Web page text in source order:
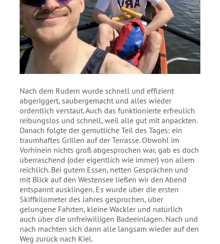
Nach dem Rudern wurde schnell und effizient
abgeriggert, saubergemacht und alles wieder
ordentlich verstaut. Auch das funktionierte erfreulich
reibungslos und schnell, weil alle gut mit anpackten.
Danach folgte der gemütliche Teil des Tages: ein
traumhaftes Grillen auf der Terrasse. Obwohl im
Vorhinein nichts groß abgesprochen war, gab es doch
überraschend (oder eigentlich wie immer) von allem
reichlich. Bei gutem Essen, netten Gesprächen und
mit Blick auf den Westensee ließen wir den Abend
entspannt ausklingen. Es wurde über die ersten
Skiffkilometer des Jahres gesprochen, über
gelungene Fahrten, kleine Wackler und natürlich
auch über die unfreiwilligen Badeeinlagen. Nach und
nach machten sich dann alle langsam wieder auf den
Weg zurück nach Kiel.